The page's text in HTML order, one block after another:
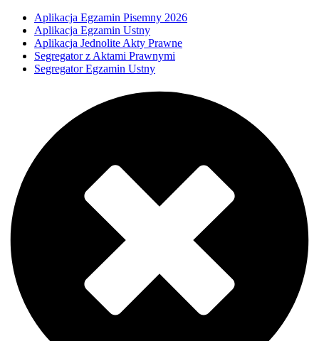
Aplikacja Egzamin Pisemny 2026
Aplikacja Egzamin Ustny
Aplikacja Jednolite Akty Prawne
Segregator z Aktami Prawnymi
Segregator Egzamin Ustny